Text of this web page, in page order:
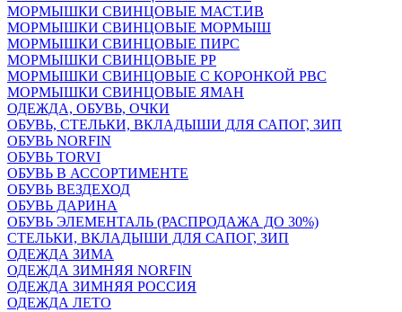
МОРМЫШКИ СВИНЦОВЫЕ МАСТ.ИВ
МОРМЫШКИ СВИНЦОВЫЕ МОРМЫШ
МОРМЫШКИ СВИНЦОВЫЕ ПИРС
МОРМЫШКИ СВИНЦОВЫЕ РР
МОРМЫШКИ СВИНЦОВЫЕ С КОРОНКОЙ РВС
МОРМЫШКИ СВИНЦОВЫЕ ЯМАН
ОДЕЖДА, ОБУВЬ, ОЧКИ
ОБУВЬ, СТЕЛЬКИ, ВКЛАДЫШИ ДЛЯ САПОГ, ЗИП
ОБУВЬ NORFIN
ОБУВЬ TORVI
ОБУВЬ В АССОРТИМЕНТЕ
ОБУВЬ ВЕЗДЕХОД
ОБУВЬ ДАРИНА
ОБУВЬ ЭЛЕМЕНТАЛЬ (РАСПРОДАЖА ДО 30%)
СТЕЛЬКИ, ВКЛАДЫШИ ДЛЯ САПОГ, ЗИП
ОДЕЖДА ЗИМА
ОДЕЖДА ЗИМНЯЯ NORFIN
ОДЕЖДА ЗИМНЯЯ РОССИЯ
ОДЕЖДА ЛЕТО